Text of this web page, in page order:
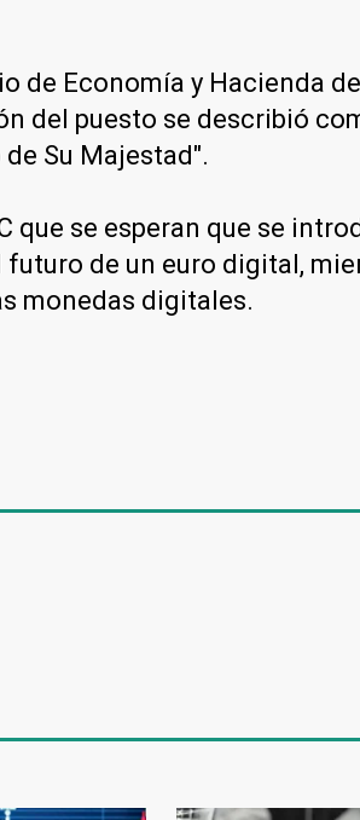
de Economía y Hacienda
del puesto se describió
Su Majestad".
que se esperan que se
de un euro digital,
monedas digitales.